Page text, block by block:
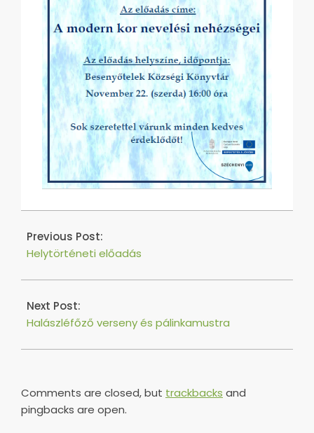
2017-
16
Previous Post:
Helytörténeti előadás
Next Post:
Halászléfőző verseny és pálinkamustra
Comments are closed, but trackbacks and
pingbacks are open.